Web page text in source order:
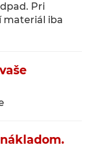
Pri
materiál iba